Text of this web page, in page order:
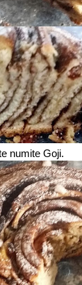
numite Goji.